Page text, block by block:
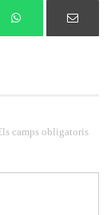
camps obligatoris